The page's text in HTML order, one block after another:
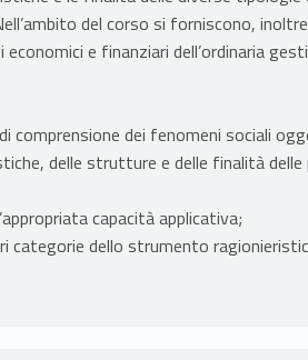
del corso si forniscono,
e finanziari dell’ordinaria
comprensione dei fenomeni sociali
delle strutture e delle finalità delle
capacità applicativa;
categorie dello strumento